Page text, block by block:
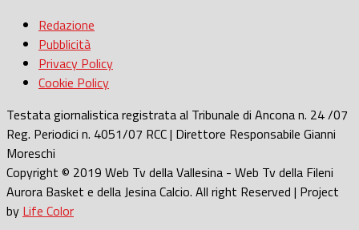
Redazione
Pubblicità
Privacy Policy
Cookie Policy
Testata giornalistica registrata al Tribunale di Ancona n. 24 /07
Reg. Periodici n. 4051/07 RCC | Direttore Responsabile Gianni
Moreschi
Copyright © 2019 Web Tv della Vallesina - Web Tv della Fileni
Aurora Basket e della Jesina Calcio. All right Reserved | Project
by Life Color